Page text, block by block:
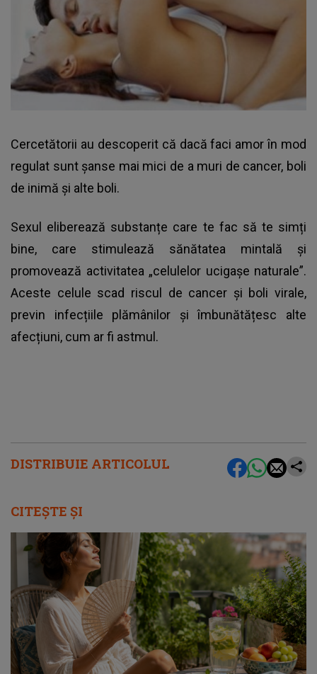
DISTRIBUIE ARTICOLUL
Cercetătorii au descoperit că dacă faci amor în mod
regulat sunt șanse mai mici de a muri de cancer, boli
de inimă și alte boli.
Sexul eliberează substanțe care te fac să te simți
bine, care stimulează sănătatea mintală și
promovează activitatea „celulelor ucigașe naturale”.
Aceste celule scad riscul de cancer și boli virale,
previn infecțiile plămânilor și îmbunătățesc alte
afecțiuni, cum ar fi astmul.
CITEȘTE ȘI